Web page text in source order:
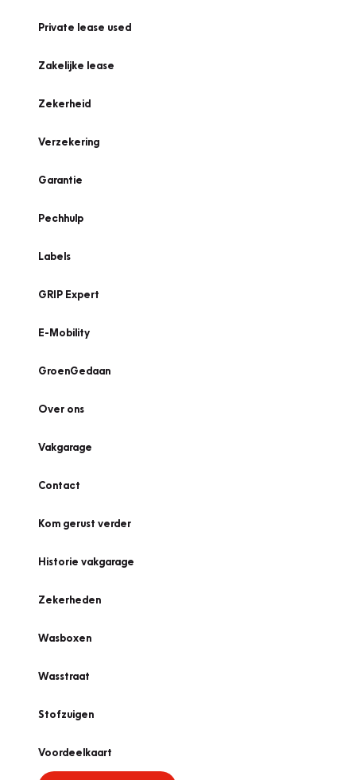
Private lease used
Zakelijke lease
Zekerheid
Verzekering
Garantie
Pechhulp
Labels
GRIP Expert
E-Mobility
GroenGedaan
Over ons
Vakgarage
Contact
Kom gerust verder
Historie vakgarage
Zekerheden
Wasboxen
Wasstraat
Stofzuigen
Voordeelkaart